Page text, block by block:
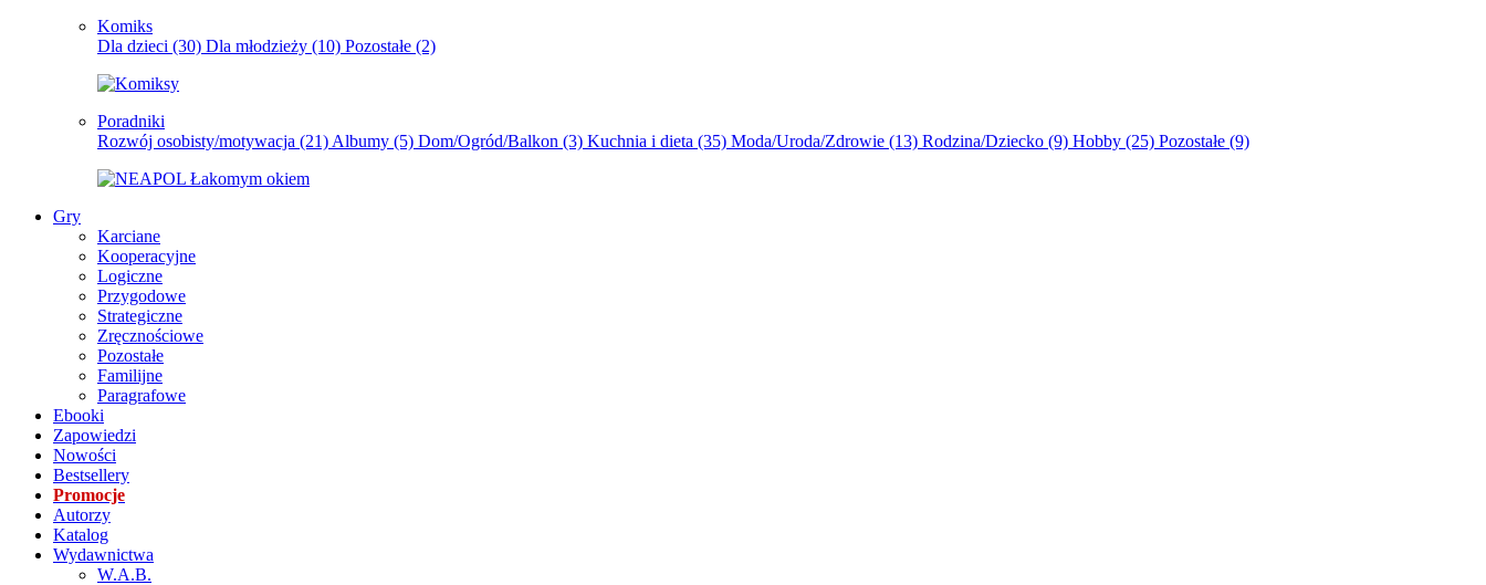
Komiks
Dla dzieci (30) Dla młodzieży (10) Pozostałe (2)
Poradniki
Rozwój osobisty/motywacja (21) Albumy (5) Dom/Ogród/Balkon (3) Kuchnia i dieta (35) Moda/Uroda/Zdrowie (13) Rodzina/Dziecko (9) Hobby (25) Pozostałe (9)
Gry
Karciane
Kooperacyjne
Logiczne
Przygodowe
Strategiczne
Zręcznościowe
Pozostałe
Familijne
Paragrafowe
Ebooki
Zapowiedzi
Nowości
Bestsellery
Promocje
Autorzy
Katalog
Wydawnictwa
W.A.B.